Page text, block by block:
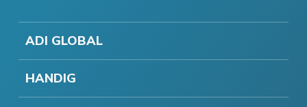
ADI GLOBAL
HANDIG